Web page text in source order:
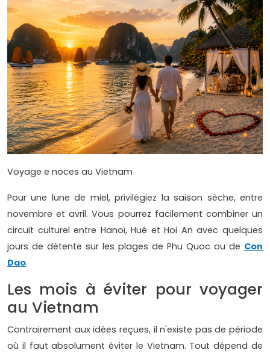
Voyage e noces au Vietnam
Pour une lune de miel, privilégiez la saison sèche, entre
novembre et avril. Vous pourrez facilement combiner un
circuit culturel entre Hanoï, Hué et Hoi An avec quelques
jours de détente sur les plages de Phu Quoc ou de Con
Dao.
Les mois à éviter pour voyager
au Vietnam
Contrairement aux idées reçues, il n'existe pas de période
où il faut absolument éviter le Vietnam. Tout dépend de